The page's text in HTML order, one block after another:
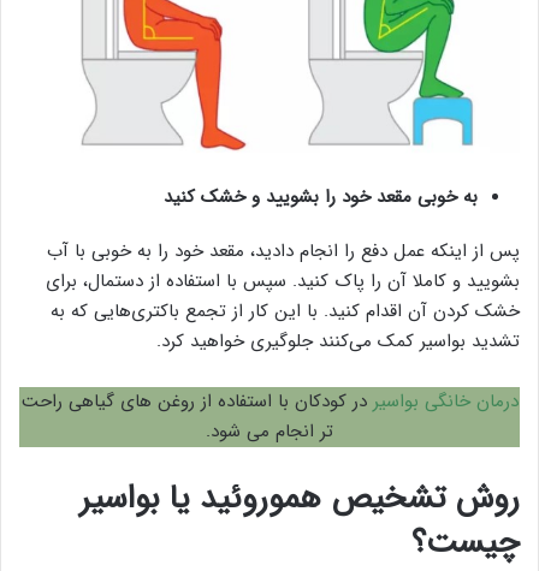
به خوبی مقعد خود را بشویید و خشک کنید
پس از اینکه عمل دفع را انجام دادید، مقعد خود را به خوبی با آب
بشویید و کاملا آن را پاک کنید. سپس با استفاده از دستمال، برای
خشک کردن آن اقدام کنید. با این کار از تجمع باکتری‌هایی که به
تشدید بواسیر کمک می‌کنند جلوگیری خواهید کرد.
درمان خانگی بواسیر در کودکان با استفاده از روغن های گیاهی راحت
تر انجام می شود.
روش تشخیص هموروئید یا بواسیر
چیست؟